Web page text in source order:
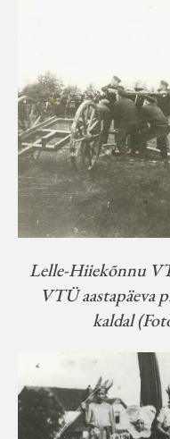
Lelle-Hiiekõnnu
VTÜ aastapäeva
kaldal